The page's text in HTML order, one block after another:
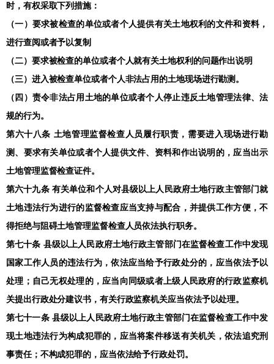
时，有权采取下列措施：
（一）要求被检查的单位或者个人提供有关土地权利的文件和资料，
进行查阅或者予以复制
（二）要求被检查的单位或者个人就有关土地权利的问题作出说明
（三）进入被检查单位或者个人非法占用的土地现场进行勘测。
（四）责令非法占用土地的单位或者个人停止违反土地管理法律、法
规的行为。
第六十八条 土地管理监督检查人员履行职责，需要进入现场进行勘
测、要求有关单位或者个人提供文件、资料和作出说明的，应当出示
土地管理监督检查证件。
第六十九条 有关单位和个人对县级以上人民政府土地行政主管部门就
土地违法行为进行的监督检查应当支持与配合，并提供工作方便，不
得拒绝与阻碍土地管理监督检查人员依法执行职务。
第七十条 县级以上人民政府土地行政主管部门在监督检查工作中发现
国家工作人员的违法行为，依法应当给予行政处分的，应当依法予以
处理；自己无权处理的，应当向同级或者上级人民政府的行政监察机
关提出行政处分建议书，有关行政监察机关应当依法予以处理。
第七十一条 县级以上人民政府土地行政主管部门在监督检查工作中发
现土地违法行为构成犯罪的，应当将案件移送有关机关，依法追究刑
事责任；不构成犯罪的，应当依法给予行政处罚。